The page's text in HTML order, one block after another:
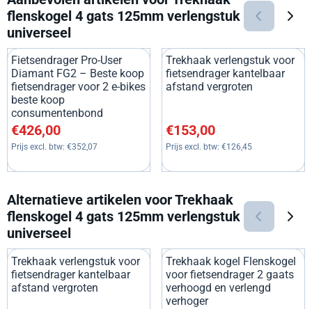
flenskogel 4 gats 125mm verlengstuk
universeel
Fietsendrager Pro-User
Diamant FG2 – Beste koop
fietsendrager voor 2 e-bikes
beste koop
consumentenbond
Prijs: 426,00, exclusief btw: 352,07
€426,00
Prijs excl. btw: €352,07
Trekhaak verlengstuk voor
fietsendrager kantelbaar
afstand vergroten
Prijs: 153,00, exclusief btw:
€153,00
Prijs excl. btw: €126,45
Alternatieve artikelen voorTrekhaak
flenskogel 4 gats 125mm verlengstuk
universeel
Trekhaak verlengstuk voor
fietsendrager kantelbaar
afstand vergroten
Trekhaak kogel Flenskogel
voor fietsendrager 2 gaats
verhoogd en verlengd
verhoger